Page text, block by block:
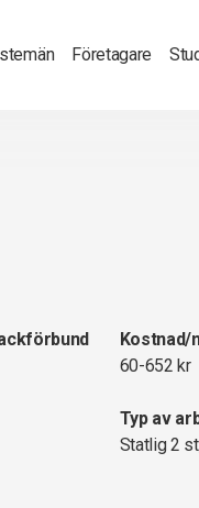
Företagare
Kostnad/
60-652 kr
Typ av
Statlig 2